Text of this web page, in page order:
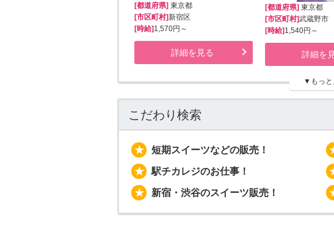
[都道府県] 東京都
[市区町村]新宿区
[時給]1,570円～
詳細を見る
[都道府県] 東京都
[市区町村]武蔵野市
[時給]1,540円～
詳細を
▼もっと
こだわり検索
短期スイーツなどの販売！
駅チカレジのお仕事！
新宿・渋谷のスイーツ販売！